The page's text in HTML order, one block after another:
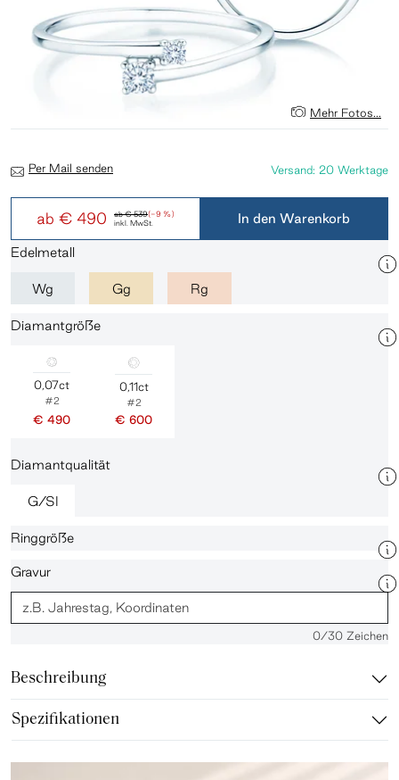
Mehr Fotos...
ab€ 539(-9 %)
ab € 490 inkl. MwSt.
Versand: 20 Werktage
Per Mail senden
In den Warenkorb
Edelmetall
Wg Gg Rg
Diamantgröße
0,07ct
#2
€ 490
0,11ct
#2
€ 600
Diamantqualität
G/SI
Ringgröße
Gravur
0/30 Zeichen
Beschreibung
Spezifikationen